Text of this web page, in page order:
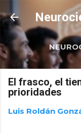
Ir
El frasco, el
prioridades
Luis Roldán